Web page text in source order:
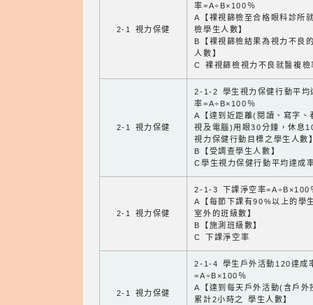
2-1 視力保健
率=A÷B×100％
A【裸視篩檢至合格眼科診所
檢學生人數】
B【裸視篩檢結果為視力不良
人數】
C 裸視篩檢視力不良就醫複檢
2-1 視力保健
2-1-2 學生視力保健行動平均
率=A÷B×100％
A【達到近距離(閱讀、寫字、
視及電腦)用眼30分鐘，休息
視力保健行動目標之學生人數
B【受調查學生人數】
C學生視力保健行動平均達成
2-1 視力保健
2-1-3 下課淨空率=A÷B×100
A【每節下課有90%以上的學
室外的班級數】
B【施測班級數】
C 下課淨空率
2-1 視力保健
2-1-4 學生戶外活動120達成
=A÷B×100％
A【達到每天戶外活動(含戶外
累計2小時之 學生人數】